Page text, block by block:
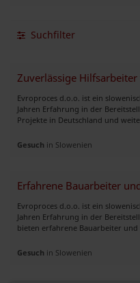
Suchfilter
Evroproces d.o.o. ist ein
Jahren Erfahrung in der
Projekte in Deutschland und
Gesuch in Slowenien
Evroproces d.o.o. ist ein
Jahren Erfahrung in der
bieten erfahrene Bauarbeiter und
Gesuch in Slowenien